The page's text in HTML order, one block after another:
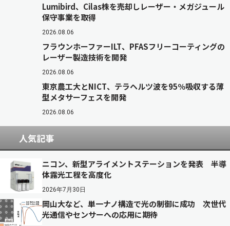
Lumibird、Cilas株を売却しレーザー・メガジュール
保守事業を取得
2026.08.06
フラウンホーファーILT、PFASフリーコーティングの
レーザー製造技術を開発
2026.08.06
東京農工大とNICT、テラヘルツ波を95％吸収する薄
型メタサーフェスを開発
2026.08.06
人気記事
ニコン、新型アライメントステーションを発表 半導
体露光工程を高度化
2026年7月30日
岡山大など、単一ナノ構造で光の制御に成功 次世代
光通信やセンサーへの応用に期待